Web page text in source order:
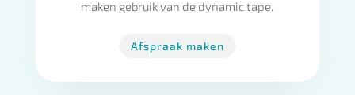
maken gebruik van de dynamic tape.
Afspraak maken